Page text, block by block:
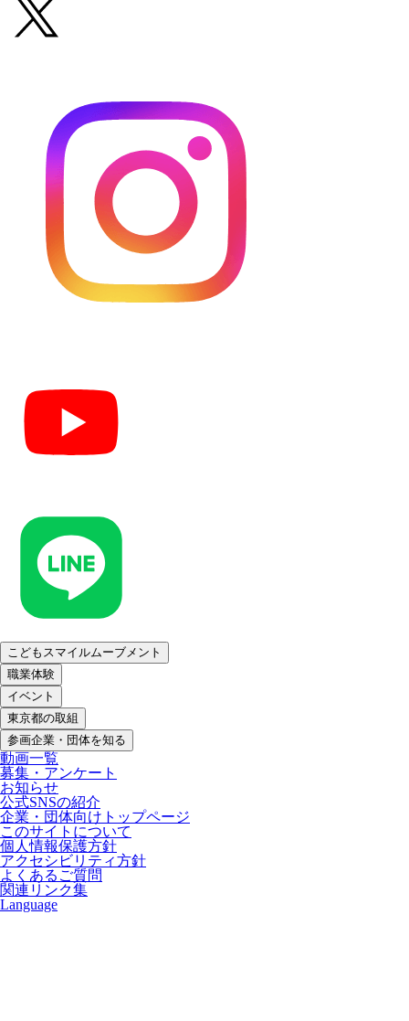
こどもスマイルムーブメント
職業体験
イベント
東京都の取組
参画企業・団体を知る
動画一覧
募集・アンケート
お知らせ
公式SNSの紹介
企業・団体向けトップページ
このサイトについて
個人情報保護方針
アクセシビリティ方針
よくあるご質問
関連リンク集
Language